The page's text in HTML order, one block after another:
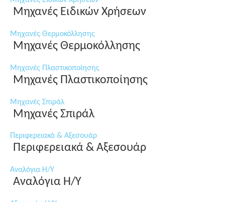
Μηχανές Ειδικών Χρήσεων
Μηχανές Θερμοκόλλησης
Μηχανές Θερμοκόλλησης
Μηχανές Πλαστικοποίησης
Μηχανές Πλαστικοποίησης
Μηχανές Σπιράλ
Μηχανές Σπιράλ
Περιφερειακά & Αξεσουάρ
Περιφερειακά & Αξεσουάρ
Αναλόγια Η/Υ
Αναλόγια Η/Υ